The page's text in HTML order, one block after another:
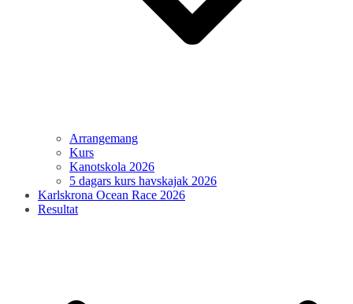
Arrangemang
Kurs
Kanotskola 2026
5 dagars kurs havskajak 2026
Karlskrona Ocean Race 2026
Resultat